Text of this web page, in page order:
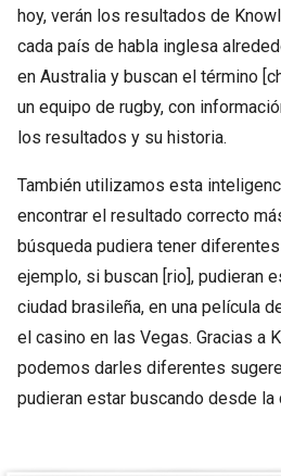
hoy, verán los resultados de
cada país de habla inglesa
en Australia y buscan el término
un equipo de rugby, con
los resultados y su historia.
También utilizamos esta
encontrar el resultado correcto
búsqueda pudiera tener
ejemplo, si buscan [rio], pudieran
ciudad brasileña, en una película
el casino en las Vegas. Gracias a
podemos darles diferentes
pudieran estar buscando desde la